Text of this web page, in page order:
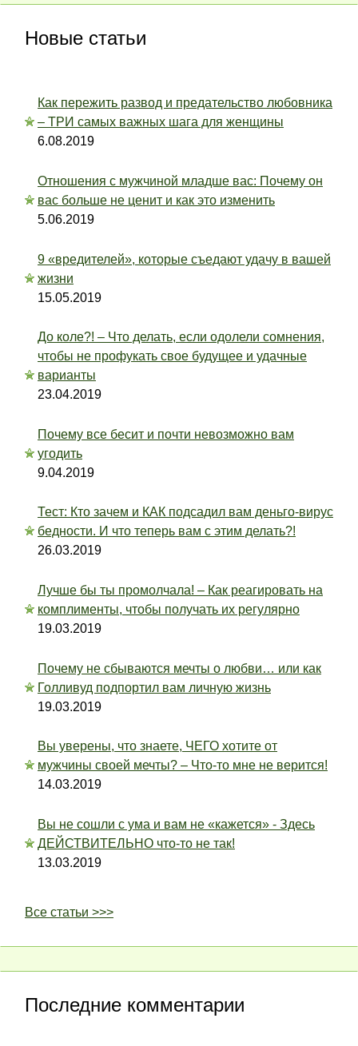
Новые статьи
Как пережить развод и предательство любовника
– ТРИ самых важных шага для женщины
6.08.2019
Отношения с мужчиной младше вас: Почему он
вас больше не ценит и как это изменить
5.06.2019
9 «вредителей», которые съедают удачу в вашей
жизни
15.05.2019
До коле?! – Что делать, если одолели сомнения,
чтобы не профукать свое будущее и удачные
варианты
23.04.2019
Почему все бесит и почти невозможно вам
угодить
9.04.2019
Тест: Кто зачем и КАК подсадил вам деньго-вирус
бедности. И что теперь вам с этим делать?!
26.03.2019
Лучше бы ты промолчала! – Как реагировать на
комплименты, чтобы получать их регулярно
19.03.2019
Почему не сбываются мечты о любви… или как
Голливуд подпортил вам личную жизнь
19.03.2019
Вы уверены, что знаете, ЧЕГО хотите от
мужчины своей мечты? – Что-то мне не верится!
14.03.2019
Вы не сошли с ума и вам не «кажется» - Здесь
ДЕЙСТВИТЕЛЬНО что-то не так!
13.03.2019
Все статьи >>>
Последние комментарии